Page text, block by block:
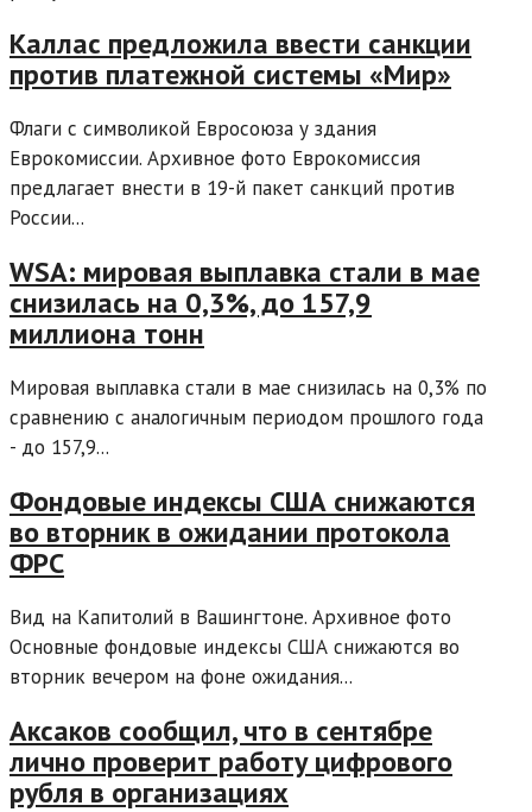
Каллас предложила ввести санкции
против платежной системы «Мир»
Флаги с символикой Евросоюза у здания
Еврокомиссии. Архивное фото Еврокомиссия
предлагает внести в 19-й пакет санкций против
России...
WSA: мировая выплавка стали в мае
снизилась на 0,3%, до 157,9
миллиона тонн
Мировая выплавка стали в мае снизилась на 0,3% по
сравнению с аналогичным периодом прошлого года
- до 157,9...
Фондовые индексы США снижаются
во вторник в ожидании протокола
ФРС
Вид на Капитолий в Вашингтоне. Архивное фото
Основные фондовые индексы США снижаются во
вторник вечером на фоне ожидания...
Аксаков сообщил, что в сентябре
лично проверит работу цифрового
рубля в организациях